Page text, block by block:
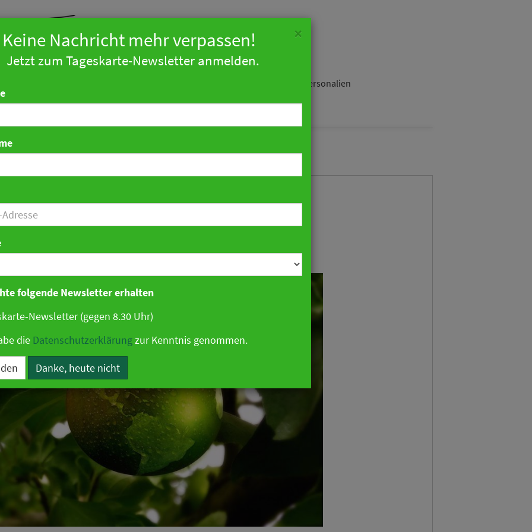
Personalien
Boutique-Hotels für
Reisen
2019 13:03 Uhr| Hotellerie
×
Keine Nachricht mehr verpassen!
Jetzt zum Tageskarte-Newsletter anmelden.
folgende Newsletter erhalten
Newsletter (gegen 8.30 Uhr)
die Datenschutzerklärungzur Kenntnis genommen.
Danke, heute nicht